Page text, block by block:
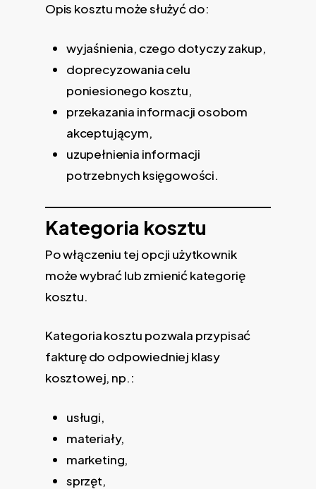
Opis kosztu może służyć do:
wyjaśnienia, czego dotyczy zakup,
doprecyzowania celu
poniesionego kosztu,
przekazania informacji osobom
akceptującym,
uzupełnienia informacji
potrzebnych księgowości.
Kategoria kosztu
Po włączeniu tej opcji użytkownik
może wybrać lub zmienić kategorię
kosztu.
Kategoria kosztu pozwala przypisać
fakturę do odpowiedniej klasy
kosztowej, np.:
usługi,
materiały,
marketing,
sprzęt,